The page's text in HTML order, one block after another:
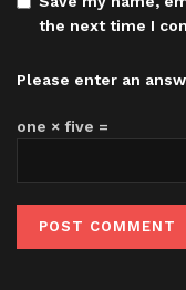
the next time I
Please enter an
one × five =